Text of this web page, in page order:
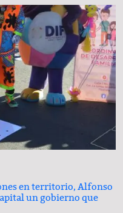
en territorio, Alfonso
un gobierno que